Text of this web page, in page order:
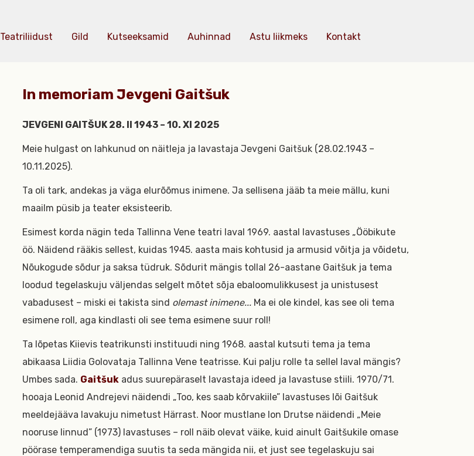
Teatriliidust Gild Kutseeksamid Auhinnad Astu liikmeks Kontakt
In memoriam Jevgeni Gaitšuk
JEVGENI GAITŠUK 28. II 1943 – 10. XI 2025
Meie hulgast on lahkunud on näitleja ja lavastaja Jevgeni Gaitšuk (28.02.1943 –
10.11.2025).
Ta oli tark, andekas ja väga elurõõmus inimene. Ja sellisena jääb ta meie mällu, kuni
maailm püsib ja teater eksisteerib.
Esimest korda nägin teda Tallinna Vene teatri laval 1969. aastal lavastuses „Ööbikute
öö. Näidend rääkis sellest, kuidas 1945. aasta mais kohtusid ja armusid võitja ja võidetu,
Nõukogude sõdur ja saksa tüdruk. Sõdurit mängis tollal 26-aastane Gaitšuk ja tema
loodud tegelaskuju väljendas selgelt mõtet sõja ebaloomulikkusest ja unistusest
vabadusest – miski ei takista sind olemast inimene... Ma ei ole kindel, kas see oli tema
esimene roll, aga kindlasti oli see tema esimene suur roll!
Ta lõpetas Kiievis teatrikunsti instituudi ning 1968. aastal kutsuti tema ja tema
abikaasa Liidia Golovataja Tallinna Vene teatrisse. Kui palju rolle ta sellel laval mängis?
Umbes sada. Gaitšukadus suurepäraselt lavastaja ideed ja lavastuse stiili. 1970/71.
hooaja Leonid Andrejevi näidendi „Too, kes saab kõrvakiile” lavastuses lõi Gaitšuk
meeldejääva lavakuju nimetust Härrast. Noor mustlane Ion Drutse näidendi „Meie
nooruse linnud” (1973) lavastuses – roll näib olevat väike, kuid ainult Gaitšukile omase
pöörase temperamendiga suutis ta seda mängida nii, et just see tegelaskuju sai